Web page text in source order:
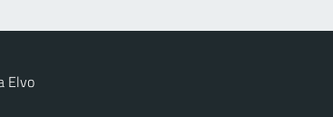
Elvo